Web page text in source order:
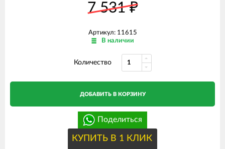
7 531₽
Артикул: 11615
В наличии
Количество
ДОБАВИТЬ В КОРЗИНУ
Поделиться
КУПИТЬ В 1 КЛИК